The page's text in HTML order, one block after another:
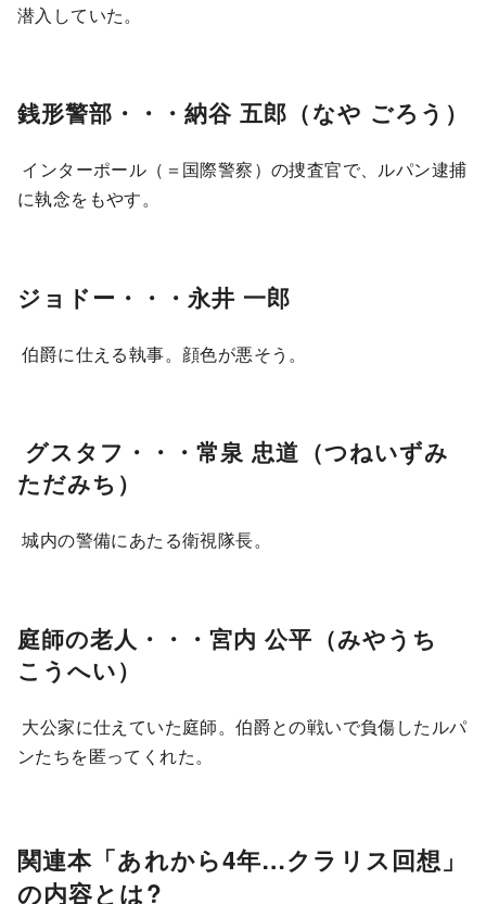
潜入していた。
銭形警部・・・納谷 五郎（なや ごろう）
インターポール（＝国際警察）の捜査官で、ルパン逮捕
に執念をもやす。
ジョドー・・・永井 一郎
伯爵に仕える執事。顔色が悪そう。
グスタフ・・・常泉 忠道（つねいずみ
ただみち）
城内の警備にあたる衛視隊長。
庭師の老人・・・宮内 公平（みやうち
こうへい）
大公家に仕えていた庭師。伯爵との戦いで負傷したルパ
ンたちを匿ってくれた。
関連本「あれから4年…クラリス回想」
の内容とは?